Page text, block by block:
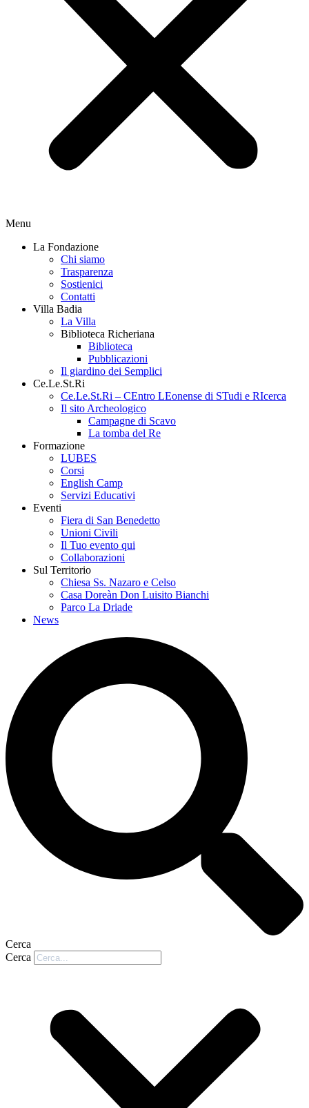
Menu
La Fondazione
Chi siamo
Trasparenza
Sostienici
Contatti
Villa Badia
La Villa
Biblioteca Richeriana
Biblioteca
Pubblicazioni
Il giardino dei Semplici
Ce.Le.St.Ri
Ce.Le.St.Ri – CEntro LEonense di STudi e RIcerca
Il sito Archeologico
Campagne di Scavo
La tomba del Re
Formazione
LUBES
Corsi
English Camp
Servizi Educativi
Eventi
Fiera di San Benedetto
Unioni Civili
Il Tuo evento qui
Collaborazioni
Sul Territorio
Chiesa Ss. Nazaro e Celso
Casa Doreàn Don Luisito Bianchi
Parco La Driade
News
Cerca
Cerca